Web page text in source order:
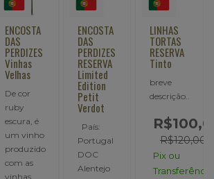
ENCOSTA
DAS
PERDIZES
Vinhas
Velhas
De cor
ruby
escura, é
um vinho
produzido
com as
vinhas
ENCOSTA
DAS
PERDIZES
RESERVA
Limited
Edition
Petit
Verdot
País:
Portugal
DOC
Alentejo
LINHAS
TORTAS
RESERVA
Tinto
breve
descrição..
R$120,00
Pix ou